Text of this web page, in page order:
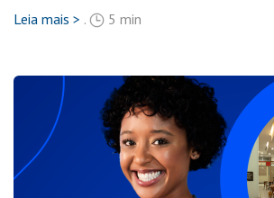
Leia mais > . 5 min